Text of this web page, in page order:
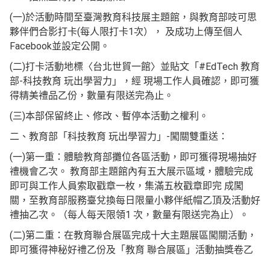
(一)於活動時間至臺灣教育科技展主題館，與教育部吱可思
夥伴們合影打卡(每人限打卡1次）， 及成功上傳至個人
Facebook並設定公開。
(二)打卡活動地標〈台北世貿一館〉並貼文「#EdTech 教育
部-科技教育 玩出學習力」，經 現場工作人員確認，即可獲
得精美禮品乙份，數量有限送完為止。
(三)本部保留終止、修改、暫停本活動之權利。
二、教育部「科技教育 玩出學習力」-闖關雙重送：
(一)第一重：體驗教育部攤位各區活動，即可獲得現場抽好
禮機會乙次。 教育部主題館內有五大展示區域，體驗完成
即可與工作人員索取戳章一枚，集滿五枚戳章即完 成闖
關，至教育部服務臺兌換每日限量小夥伴紙帽乙頂及活動好
禮抽乙次。（每人每天限領1 次，數量有限送完為止）。
(二)第二重：在教育聯合展區完成十大主題展區闖關活動，
即可獲得神秘好禮乙份及「教育 聯合展區」活動抽獎卷乙